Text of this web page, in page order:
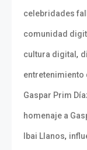
celebridades
comunidad
cultura digital ,
entretenimiento
Gaspar Prim
homenaje a
Ibai Llanos,